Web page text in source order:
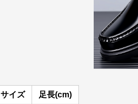
サイズ 足長(cm)